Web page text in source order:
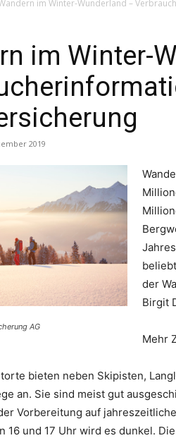
im Winter-Wunderland –
im Winter-
2019
AG
der
Birgit
Mehr
bieten neben Skipisten,
an. Sie sind meist gut
Vorbereitung auf
16 und 17 Uhr wird es dunkel.